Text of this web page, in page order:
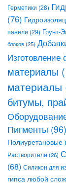
Герметики (28)
(76)
панели (29) Грунт-
блоков(25)
материалы
материалы
битумы,
Пигменты (96)
Полиуретановые
Растворители (26)
(68) Силикон для
гипса любой